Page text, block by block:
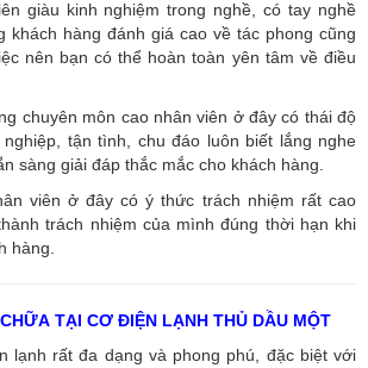
giàu kinh nghiệm trong nghề, có tay nghề
khách hàng đánh giá cao về tác phong cũng
nên bạn có thể hoàn toàn yên tâm về điều
chuyên môn cao nhân viên ở đây có thái độ
tận tình, chu đáo luôn biết lắng nghe
sàng giải đáp thắc mắc cho khách hàng.
viên ở đây có ý thức trách nhiệm rất cao
trách nhiệm của mình đúng thời hạn khi
hàng.
TẠI CƠ ĐIỆN LẠNH THỦ DẦU MỘT
lạnh rất đa dạng và phong phú, đặc biệt với